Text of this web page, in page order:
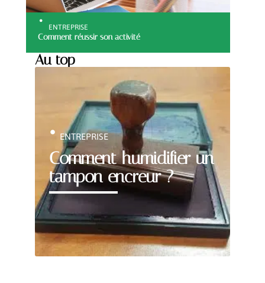
ENTREPRISE
Comment réussir son activité
Au top
Comment humidifier un
tampon encreur ?
ENTREPRISE